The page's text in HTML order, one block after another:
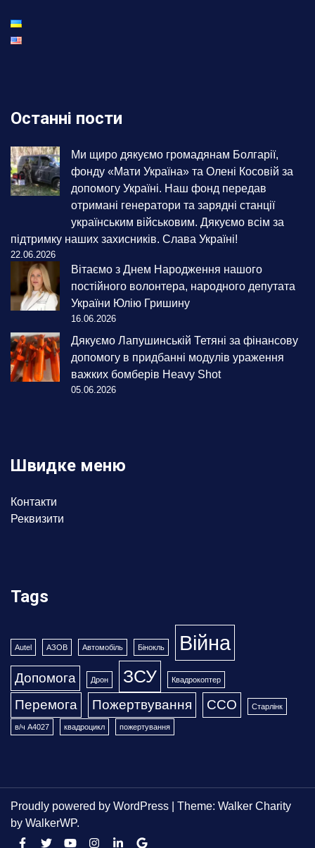
Останні пости
Ми щиро дякуємо громадянам Болгарії,
фонду «Мати Україна» та Олені Косовій за
допомогу Україні. Наш фонд передав
отримані генератори та зарядні станції
українським військовим. Дякуємо всім за
підтримку наших захисників. Слава Україні!
22.06.2026
Вітаємо з Днем Народження нашого
постійного волонтера, народного депутата
України Юлію Гришину
16.06.2026
Дякуємо Лапушинській Тетяні за фінансову
допомогу в придбанні модулів ураження
важких бомберів Heavy Shot
05.06.2026
Швидке меню
Контакти
Реквизити
Tags
Autel АЗОВ Автомобіль Бінокль Війна
Допомога Дрон ЗСУ Квадрокоптер
Перемога Пожертвування ССО Старлінк
в/ч А4027 квадроцикл пожертування
Proudly powered by WordPress
Theme: Walker Charity
by WalkerWP.